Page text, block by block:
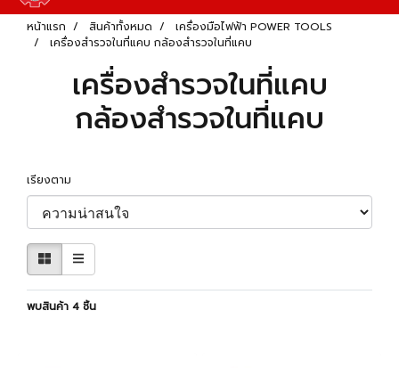
หน้าแรก สินค้าทั้งหมด
เครื่องมือไฟฟ้า POWER TOOLS
เครื่องสำรวจในที่แคบ กล้องสำรวจในที่แคบ
เครื่องสำรวจในที่แคบ
กล้องสำรวจในที่แคบ
เรียงตาม
พบสินค้า 4 ชิ้น